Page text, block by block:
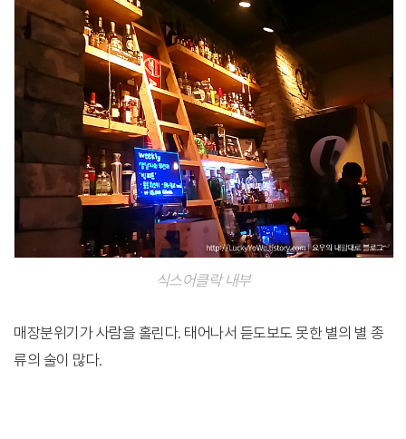
식스어클락 내부
매장분위기가 사람을 홀린다. 태어나서 듣도보도 못한 별의 별 종
류의 술이 많다.